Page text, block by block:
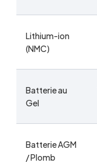
Lithium-ion
(NMC)
Batterie au
Gel
Batterie AGM
/ Plomb